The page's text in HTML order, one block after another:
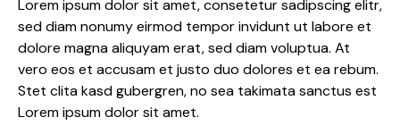
Lorem ipsum dolor sit amet, consetetur sadipscing elitr,
sed diam nonumy eirmod tempor invidunt ut labore et
dolore magna aliquyam erat, sed diam voluptua. At
vero eos et accusam et justo duo dolores et ea rebum.
Stet clita kasd gubergren, no sea takimata sanctus est
Lorem ipsum dolor sit amet.